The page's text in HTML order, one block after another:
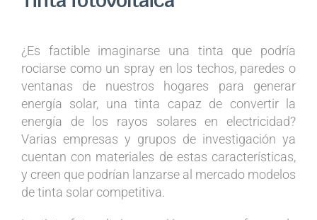
¿Es factible imaginarse una tinta que podría
rociarse como un spray en los techos, paredes o
ventanas de nuestros hogares para generar
energía solar, una tinta capaz de convertir la
energía de los rayos solares en electricidad?
Varias empresas y grupos de investigación ya
cuentan con materiales de estas características,
y creen que podrían lanzarse al mercado modelos
de tinta solar competitiva.